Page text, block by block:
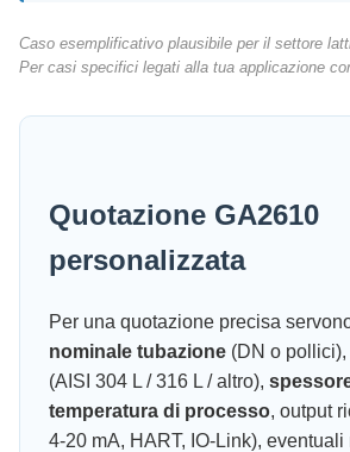
Caso esemplificativo plausibile per il settore
Per casi specifici legati alla tua applicazione
Quotazione GA2610
personalizzata
Per una quotazione precisa
nominale tubazione (DN o pollici),
(AISI 304 L / 316 L / altro),
temperatura di processo, output
4-20 mA, HART, IO-Link), eventuali